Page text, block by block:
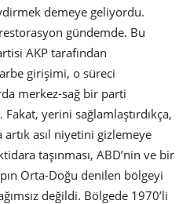
demeye geliyordu.
gündemde. Bu
AKP tarafından
girişimi, o süreci
merkez-sağ bir parti
yerini sağlamlaştırdıkça,
asıl niyetini gizlemeye
taşınması, ABD’nin ve bir
Orta-Doğu denilen bölgeyi
değildi. Bölgede 1970’li